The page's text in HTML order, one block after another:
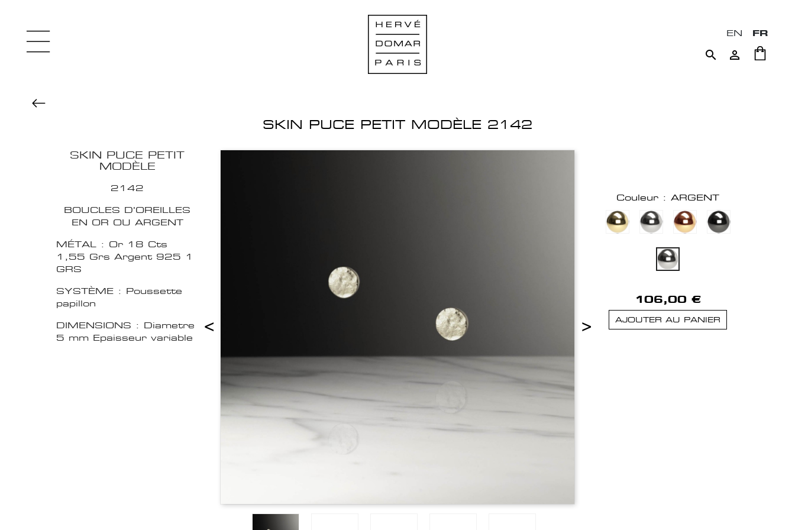
EN FR
 
SKIN PUCE PETIT MODÈLE 2142
SKIN PUCE PETIT
MODÈLE
2142
BOUCLES D'OREILLES
EN OR OU ARGENT
MÉTAL : Or 18 Cts
1,55 Grs Argent 925 1
GRS
SYSTÈME : Poussette
papillon
DIMENSIONS : Diametre
5 mm Epaisseur variable
< >
Couleur : ARGENT
106,00 €
AJOUTER AU PANIER